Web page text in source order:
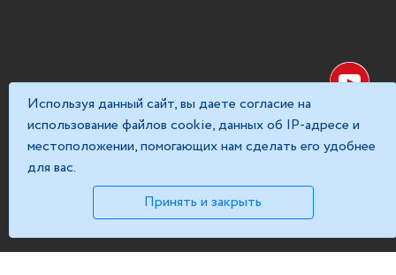
Используя данный сайт, вы даете согласие на
использование файлов cookie, данных об IP-адресе и
местоположении, помогающих нам сделать его удобнее
для вас.
Принять и закрыть